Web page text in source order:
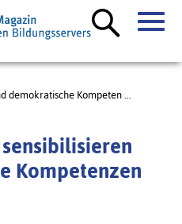
demokratische Kompeten ...
Kompetenzen